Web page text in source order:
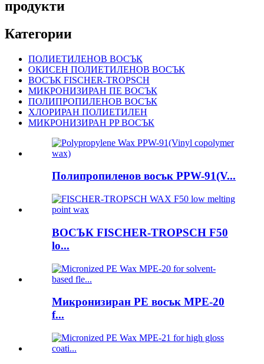
продукти
Категории
ПОЛИЕТИЛЕНОВ ВОСЪК
ОКИСЕН ПОЛИЕТИЛЕНОВ ВОСЪК
ВОСЪК FISCHER-TROPSCH
МИКРОНИЗИРАН ПЕ ВОСЪК
ПОЛИПРОПИЛЕНОВ ВОСЪК
ХЛОРИРАН ПОЛИЕТИЛЕН
МИКРОНИЗИРАН PP ВОСЪК
Полипропиленов восък PPW-91(V...
ВОСЪК FISCHER-TROPSCH F50
lo...
Микронизиран PE восък MPE-20
f...